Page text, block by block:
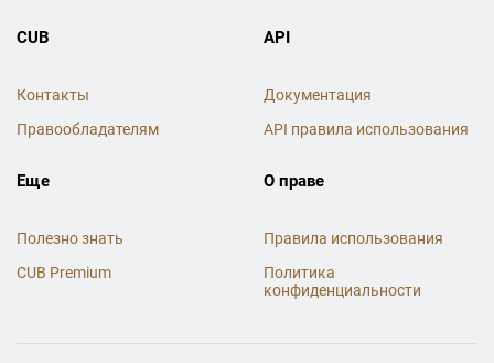
CUB
Контакты
Правообладателям
API
Документация
API правила использования
Еще
Полезно знать
CUB Premium
О праве
Правила использования
Политика
конфиденциальности